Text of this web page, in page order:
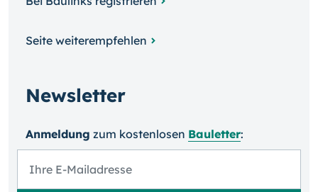
Seite weiterempfehlen
Newsletter
Anmeldung zum kosten­losen Bauletter: